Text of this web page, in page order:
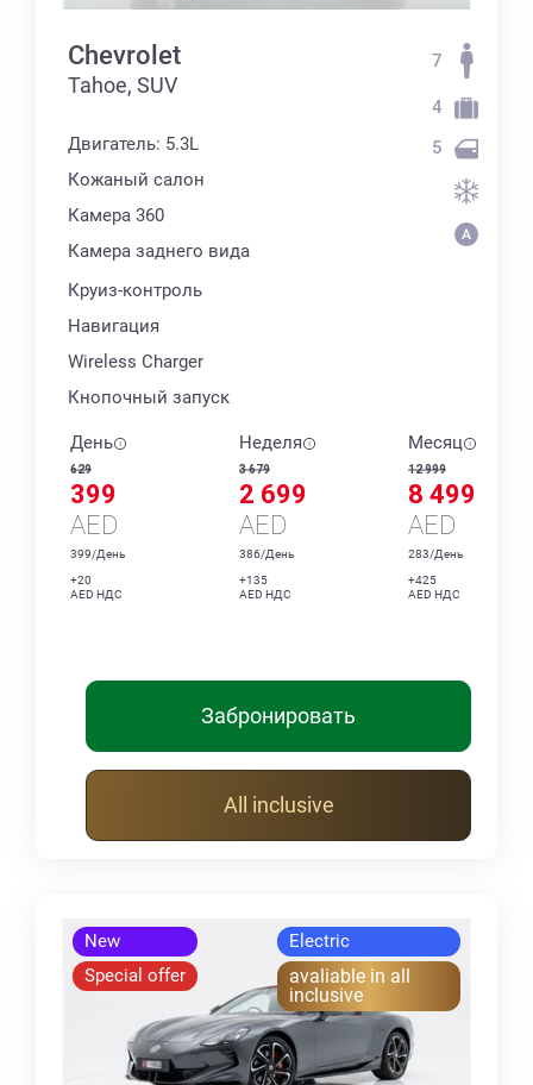
Chevrolet
Tahoe, SUV
Двигатель: 5.3L
Кожаный салон
Камера 360
Камера заднего вида
Круиз-контроль
Навигация
Wireless Charger
Кнопочный запуск
7
4
5
День
629
399
AED
399/День
+20
AED НДС
Неделя
3 679
2 699
AED
386/День
+135
AED НДС
Месяц
12 999
8 499
AED
283/День
+425
AED НДС
Забронировать
All inclusive
New
Special offer
Electric
avaliable in all
inclusive